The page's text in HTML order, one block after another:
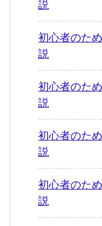
説
初心者のた
説
初心者のた
説
初心者のた
説
初心者のた
説